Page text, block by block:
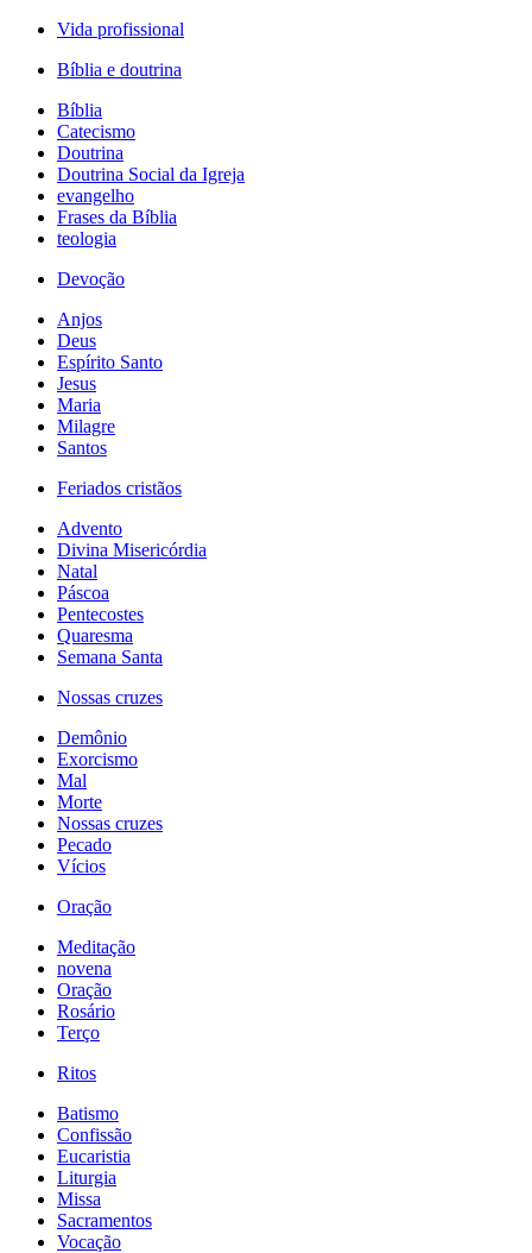
Vida profissional
Bíblia e doutrina
Bíblia
Catecismo
Doutrina
Doutrina Social da Igreja
evangelho
Frases da Bíblia
teologia
Devoção
Anjos
Deus
Espírito Santo
Jesus
Maria
Milagre
Santos
Feriados cristãos
Advento
Divina Misericórdia
Natal
Páscoa
Pentecostes
Quaresma
Semana Santa
Nossas cruzes
Demônio
Exorcismo
Mal
Morte
Nossas cruzes
Pecado
Vícios
Oração
Meditação
novena
Oração
Rosário
Terço
Ritos
Batismo
Confissão
Eucaristia
Liturgia
Missa
Sacramentos
Vocação